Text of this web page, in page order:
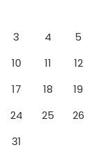
3
4 5
10
11 12
17
18 19
24
25 26
31